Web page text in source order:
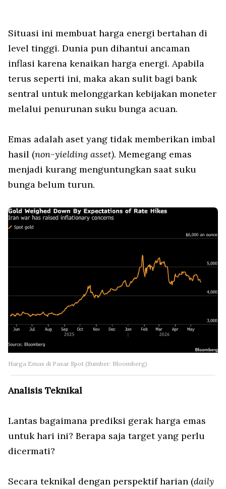
Situasi ini membuat harga energi bertahan di
level tinggi. Dunia pun dihantui ancaman
inflasi karena kenaikan harga energi. Apabila
terus seperti ini, maka akan sulit bagi bank
sentral untuk melonggarkan kebijakan moneter
melalui penurunan suku bunga acuan.
Emas adalah aset yang tidak memberikan imbal
hasil (non-yielding asset). Memegang emas
menjadi kurang menguntungkan saat suku
bunga belum turun.
Harga Emas di Pasar Spot (Sumber: Bloomberg)
Analisis Teknikal
Lantas bagaimana prediksi gerak harga emas
untuk hari ini? Berapa saja target yang perlu
dicermati?
Secara teknikal dengan perspektif harian (daily